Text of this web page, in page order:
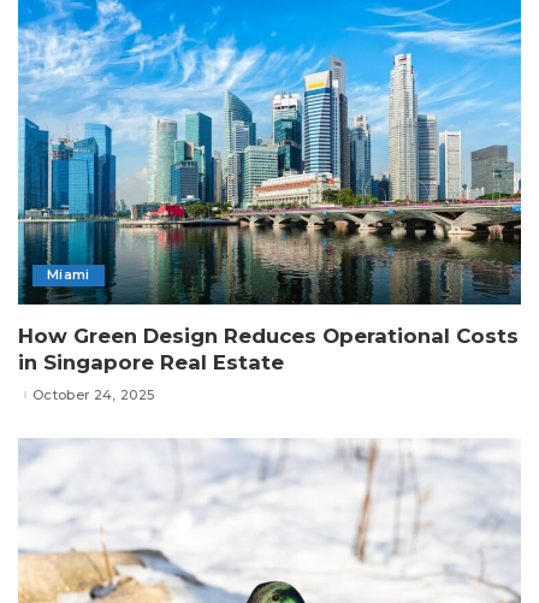
Miami
How Green Design Reduces Operational Costs
in Singapore Real Estate
October 24, 2025